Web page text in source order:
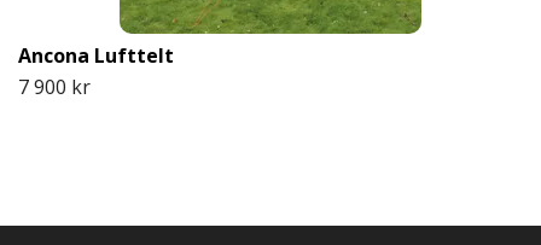
Ancona Lufttelt
7 900 kr